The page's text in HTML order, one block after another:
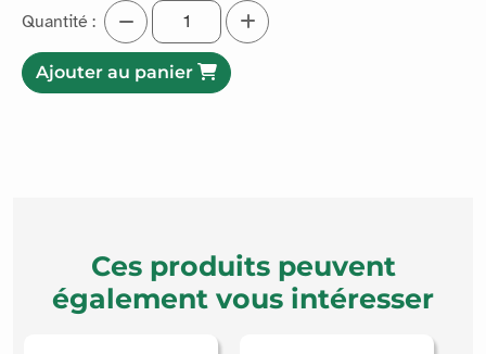
Quantité :
Ajouter au panier
Ces produits peuvent
également vous intéresser